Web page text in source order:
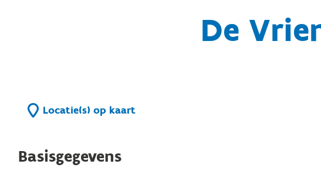
De
Locatie(s) op kaart
Basisgegevens